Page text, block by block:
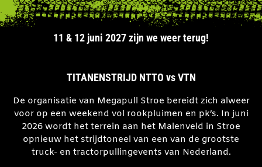
11 & 12 juni 2027 zijn we weer terug!
TITANENSTRIJD NTTO vs VTN
De organisatie van Megapull Stroe bereidt zich alweer
voor op een weekend vol rookpluimen en pk’s. In juni
2026 wordt het terrein aan het Malenveld in Stroe
opnieuw het strijdtoneel van een van de grootste
truck- en tractorpullingevents van Nederland.